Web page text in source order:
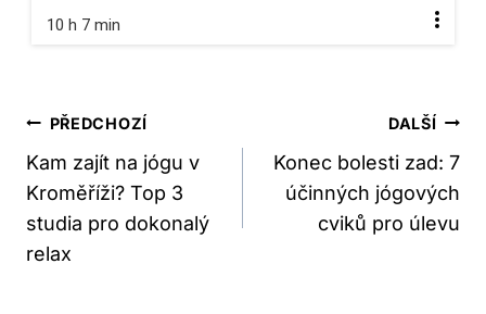
10 h 7 min
Navigace
Pro
Příspěvek
PŘEDCHOZÍ
Kam zajít na jógu v
Kroměříži? Top 3
studia pro dokonalý
relax
DALŠÍ
Konec bolesti zad: 7
účinných jógových
cviků pro úlevu